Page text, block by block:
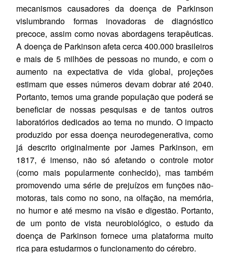
mecanismos causadores da doença de Parkinson
vislumbrando formas inovadoras de diagnóstico
precoce, assim como novas abordagens terapêuticas.
A doença de Parkinson afeta cerca 400.000 brasileiros
e mais de 5 milhões de pessoas no mundo, e com o
aumento na expectativa de vida global, projeções
estimam que esses números devam dobrar até 2040.
Portanto, temos uma grande população que poderá se
beneficiar de nossas pesquisas e de tantos outros
laboratórios dedicados ao tema no mundo. O impacto
produzido por essa doença neurodegenerativa, como
já descrito originalmente por James Parkinson, em
1817, é imenso, não só afetando o controle motor
(como mais popularmente conhecido), mas também
promovendo uma série de prejuízos em funções não-
motoras, tais como no sono, na olfação, na memória,
no humor e até mesmo na visão e digestão. Portanto,
de um ponto de vista neurobiológico, o estudo da
doença de Parkinson fornece uma plataforma muito
rica para estudarmos o funcionamento do cérebro.